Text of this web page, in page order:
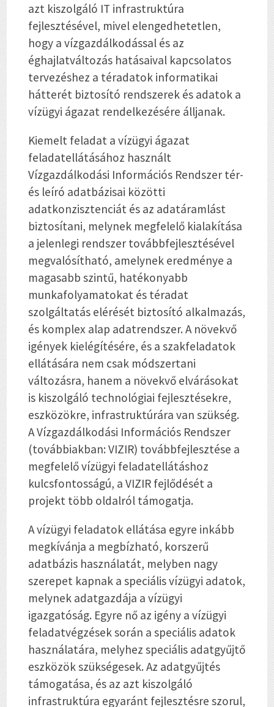
azt kiszolgáló IT infrastruktúra
fejlesztésével, mivel elengedhetetlen,
hogy a vízgazdálkodással és az
éghajlatváltozás hatásaival kapcsolatos
tervezéshez a téradatok informatikai
hátterét biztosító rendszerek és adatok a
vízügyi ágazat rendelkezésére álljanak.
Kiemelt feladat a vízügyi ágazat
feladatellátásához használt
Vízgazdálkodási Információs Rendszer tér-
és leíró adatbázisai közötti
adatkonzisztenciát és az adatáramlást
biztosítani, melynek megfelelő kialakítása
a jelenlegi rendszer továbbfejlesztésével
megvalósítható, amelynek eredménye a
magasabb szintű, hatékonyabb
munkafolyamatokat és téradat
szolgáltatás elérését biztosító alkalmazás,
és komplex alap adatrendszer. A növekvő
igények kielégítésére, és a szakfeladatok
ellátására nem csak módszertani
változásra, hanem a növekvő elvárásokat
is kiszolgáló technológiai fejlesztésekre,
eszközökre, infrastruktúrára van szükség.
A Vízgazdálkodási Információs Rendszer
(továbbiakban: VIZIR) továbbfejlesztése a
megfelelő vízügyi feladatellátáshoz
kulcsfontosságú, a VIZIR fejlődését a
projekt több oldalról támogatja.
A vízügyi feladatok ellátása egyre inkább
megkívánja a megbízható, korszerű
adatbázis használatát, melyben nagy
szerepet kapnak a speciális vízügyi adatok,
melynek adatgazdája a vízügyi
igazgatóság. Egyre nő az igény a vízügyi
feladatvégzések során a speciális adatok
használatára, melyhez speciális adatgyűjtő
eszközök szükségesek. Az adatgyűjtés
támogatása, és az azt kiszolgáló
infrastruktúra egyaránt fejlesztésre szorul,